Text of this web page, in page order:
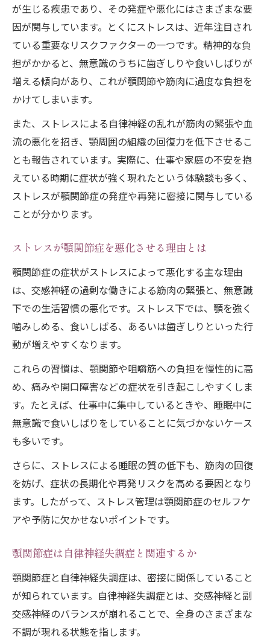
顎関節症の悪化を防ぐ心のケア方法
自律神経を意識した顎関節症対策のコツ
自律神経を整えるセルフケアで顎関節症対策
顎関節症と自律神経の深い関わり方
自立神経を整える顎関節症セルフケアの実
践法
ストレッチで顎関節症対策を始めるポイン
ト
顎関節症改善のためのリラックス習慣作り
顎関節症の症状緩和に効く呼吸法のすすめ
顎がこわばる時に試したいやさしい対処法
点
顎がこわばるストレスを和らげる簡単セル
フケア
痛みが強い時の顎関節症対策と無理しない
工夫
顎関節症を悪化させない日常の小さな見直
し
顎関節症に効果的な力みのチェック方法
症状悪化を防ぐ生活習慣の見直しかた
顎関節症リスクを減らす生活習慣の改善術
ストレス管理で顎関節症の再発を防ぐ習慣
顎関節症に多い悪化要因とその見極め方
顎関節症を和らげる姿勢と睡眠のポイント
顎関節症セルフケアと食生活の注意点
再発予防に役立つ顎関節症のストレス管理術
顎関節症の再発を防ぐストレス管理の実践
顎関節症とストレス知恵袋を活用した対策
例
自律神経を意識した顎関節症予防の考え方
が生じる疾患であり、その発症や悪化にはさまざまな要
因が関与しています。とくにストレスは、近年注目され
ている重要なリスクファクターの一つです。精神的な負
担がかかると、無意識のうちに歯ぎしりや食いしばりが
増える傾向があり、これが顎関節や筋肉に過度な負担を
かけてしまいます。
また、ストレスによる自律神経の乱れが筋肉の緊張や血
流の悪化を招き、顎周囲の組織の回復力を低下させるこ
とも報告されています。実際に、仕事や家庭の不安を抱
えている時期に症状が強く現れたという体験談も多く、
ストレスが顎関節症の発症や再発に密接に関与している
ことが分かります。
ストレスが顎関節症を悪化させる理由とは
顎関節症の症状がストレスによって悪化する主な理由
は、交感神経の過剰な働きによる筋肉の緊張と、無意識
下での生活習慣の悪化です。ストレス下では、顎を強く
噛みしめる、食いしばる、あるいは歯ぎしりといった行
動が増えやすくなります。
これらの習慣は、顎関節や咀嚼筋への負担を慢性的に高
め、痛みや開口障害などの症状を引き起こしやすくしま
す。たとえば、仕事中に集中しているときや、睡眠中に
無意識で食いしばりをしていることに気づかないケース
も多いです。
さらに、ストレスによる睡眠の質の低下も、筋肉の回復
を妨げ、症状の長期化や再発リスクを高める要因となり
ます。したがって、ストレス管理は顎関節症のセルフケ
アや予防に欠かせないポイントです。
顎関節症は自律神経失調症と関連するか
顎関節症と自律神経失調症は、密接に関係していること
が知られています。自律神経失調症とは、交感神経と副
交感神経のバランスが崩れることで、全身のさまざまな
不調が現れる状態を指します。